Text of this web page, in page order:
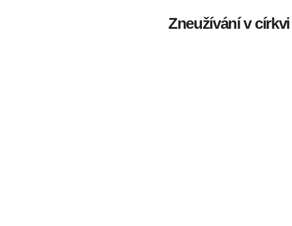
Zneužívání v církvi